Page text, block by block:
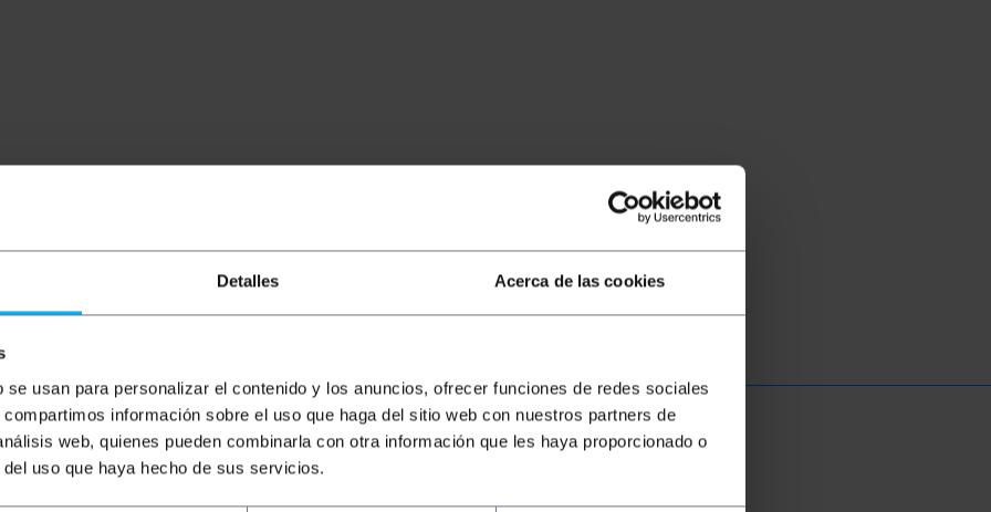
Detalles Acerca de las cookies
usan para personalizar el contenido y los anuncios, ofrecer funciones de redes sociales
información sobre el uso que haga del sitio web con nuestros partners de
web, quienes pueden combinarla con otra información que les haya proporcionado o
uso que haya hecho de sus servicios.